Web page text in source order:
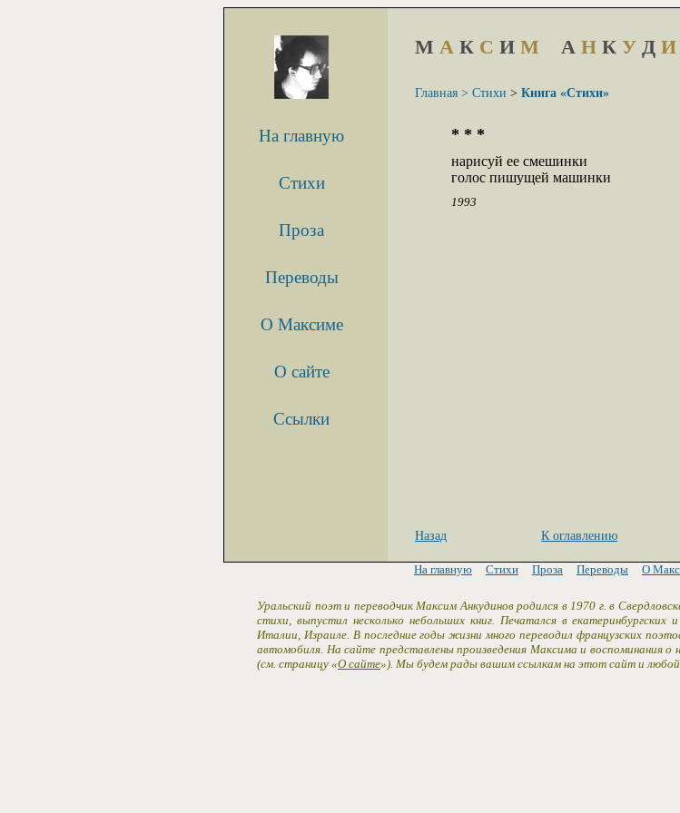
На главную
Стихи
Проза
Переводы
О Максиме
О сайте
Ссылки
М А К С И М А Н К У Д И
Главная > Стихи > Книга «Стихи»
* * *
нарисуй ее смешинки
голос пишущей машинки
1993
Назад К оглавлению
На главную Стихи Проза Переводы О
Уральский поэт и переводчик Максим Анкудинов родился в 1970 г. в
стихи, выпустил несколько небольших книг. Печатался в
Италии, Израиле. В последние годы жизни много переводил французских
автомобиля. На сайте представлены произведения Максима и воспоминания
(см. страницу «О сайте»). Мы будем рады вашим ссылкам на этот сайт и